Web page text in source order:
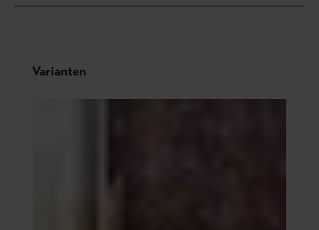
Produktgalerie überspringen
Varianten